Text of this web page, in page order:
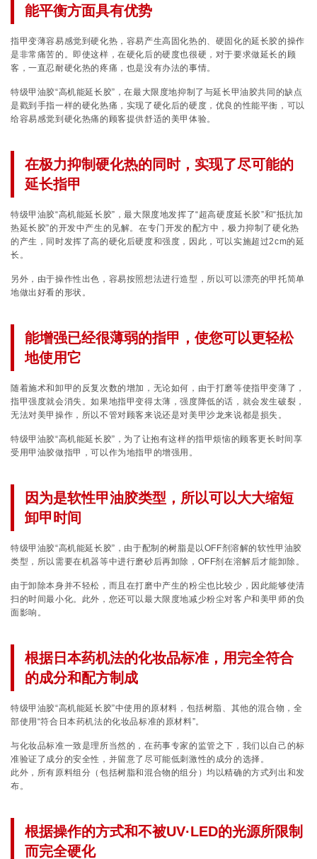
能平衡方面具有优势
指甲变薄容易感觉到硬化热，容易产生高固化热的、硬固化的延长胶的操作
是非常痛苦的。即使这样，在硬化后的硬度也很硬，对于要求做延长的顾
客，一直忍耐硬化热的疼痛，也是没有办法的事情。
特级甲油胶“高机能延长胶”，在最大限度地抑制了与延长甲油胶共同的缺点
是戳到手指一样的硬化热痛，实现了硬化后的硬度，优良的性能平衡，可以
给容易感觉到硬化热痛的顾客提供舒适的美甲体验。
在极力抑制硬化热的同时，实现了尽可能的
延长指甲
特级甲油胶“高机能延长胶”，最大限度地发挥了“超高硬度延长胶”和“抵抗加
热延长胶”的开发中产生的见解。在专门开发的配方中，极力抑制了硬化热
的产生，同时发挥了高的硬化后硬度和强度，因此，可以实施超过2cm的延
长。
另外，由于操作性出色，容易按照想法进行造型，所以可以漂亮的甲托简单
地做出好看的形状。
能增强已经很薄弱的指甲，使您可以更轻松
地使用它
随着施术和卸甲的反复次数的增加，无论如何，由于打磨等使指甲变薄了，
指甲强度就会消失。如果地指甲变得太薄，强度降低的话，就会发生破裂，
无法对美甲操作，所以不管对顾客来说还是对美甲沙龙来说都是损失。
特级甲油胶“高机能延长胶”，为了让抱有这样的指甲烦恼的顾客更长时间享
受用甲油胶做指甲，可以作为地指甲的增强用。
因为是软性甲油胶类型，所以可以大大缩短
卸甲时间
特级甲油胶“高机能延长胶”，由于配制的树脂是以OFF剂溶解的软性甲油胶
类型，所以需要在机器等中进行磨砂后再卸除，OFF剂在溶解后才能卸除。
由于卸除本身并不轻松，而且在打磨中产生的粉尘也比较少，因此能够使清
扫的时间最小化。此外，您还可以最大限度地减少粉尘对客户和美甲师的负
面影响。
根据日本药机法的化妆品标准，用完全符合
的成分和配方制成
特级甲油胶“高机能延长胶”中使用的原材料，包括树脂、其他的混合物，全
部使用“符合日本药机法的化妆品标准的原材料”。
与化妆品标准一致是理所当然的，在药事专家的监管之下，我们以自己的标
准验证了成分的安全性，并留意了尽可能低刺激性的成分的选择。
此外，所有原料组分（包括树脂和混合物的组分）均以精确的方式列出和发
布。
根据操作的方式和不被UV·LED的光源所限制
而完全硬化